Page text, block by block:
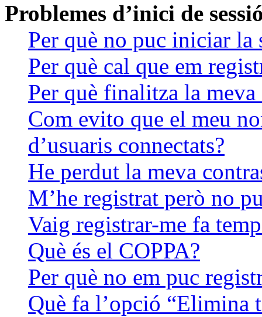
Problemes d’inici de
Per què no puc iniciar la
Per què cal que em
Per què finalitza la meva
Com evito que el meu
d’usuaris connectats?
He perdut la meva
M’he registrat però no
Vaig registrar-me fa
Què és el COPPA?
Per què no em puc
Què fa l’opció “Elimina